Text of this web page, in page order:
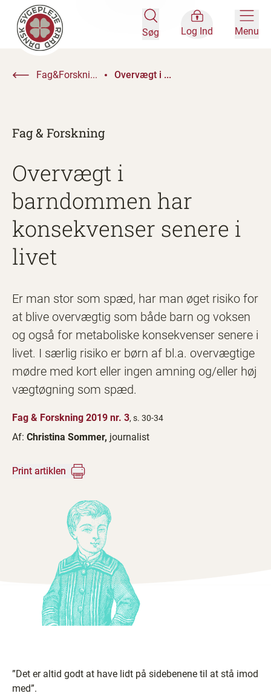
Søg Log Ind Menu
Fag&Forskni... Overvægt i ...
Fag & Forskning
Overvægt i
barndommen har
konsekvenser senere i
livet
Er man stor som spæd, har man øget risiko for
at blive overvægtig som både barn og voksen
og også for metaboliske konsekvenser senere i
livet. I særlig risiko er børn af bl.a. overvægtige
mødre med kort eller ingen amning og/eller høj
vægtøgning som spæd.
Fag & Forskning 2019 nr. 3, s. 30-34
Af: Christina Sommer, journalist
Print artiklen
”Det er altid godt at have lidt på sidebenene til at stå imod
med”.